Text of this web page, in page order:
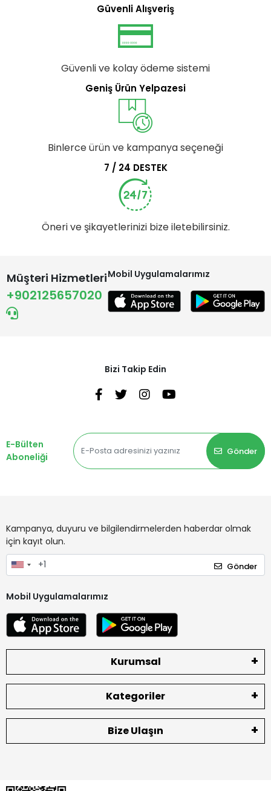
Güvenli Alışveriş
Güvenli ve kolay ödeme sistemi
Geniş Ürün Yelpazesi
Binlerce ürün ve kampanya seçeneği
7 / 24 DESTEK
Öneri ve şikayetlerinizi bize iletebilirsiniz.
Müşteri Hizmetleri
+902125657020
Mobil Uygulamalarımız
Bizi Takip Edin
E-Bülten
Aboneliği
Gönder
Kampanya, duyuru ve bilgilendirmelerden haberdar olmak
için kayıt olun.
Gönder
Mobil Uygulamalarımız
Kurumsal
Kategoriler
Bize Ulaşın